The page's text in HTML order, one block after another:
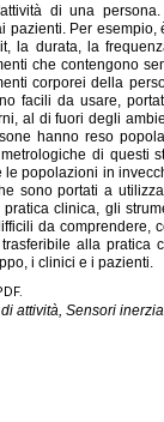
di una
pazienti. Per
la durata, la
che contengono
corporei della
facili da usare,
al di fuori degli
hanno reso
di questi
popolazioni in
sono portati a
clinica, gli
da comprendere,
alla pratica
i clinici e i pazienti.
attività, Sensori